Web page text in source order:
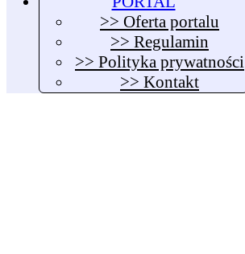
>> Oferta portalu
>> Regulamin
>> Polityka prywatności
>> Kontakt